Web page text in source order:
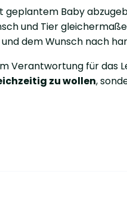
geplantem Baby
und Tier
dem Wunsch nach
Verantwortung für das
zu wollen,